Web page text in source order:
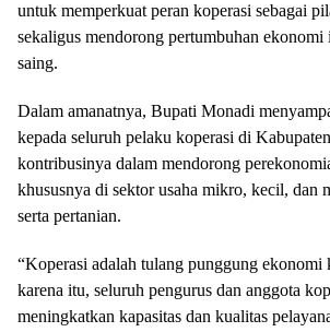
untuk memperkuat peran koperasi sebagai
sekaligus mendorong pertumbuhan
saing.
Dalam amanatnya, Bupati Monadi
kepada seluruh pelaku koperasi di
kontribusinya dalam mendorong
khususnya di sektor usaha mikro, kecil, dan
serta pertanian.
“Koperasi adalah tulang punggung ekonomi
karena itu, seluruh pengurus dan anggota
meningkatkan kapasitas dan kualitas